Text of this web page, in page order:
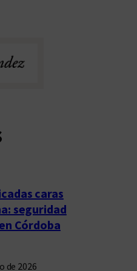
caras
seguridad
Córdoba
de 2026